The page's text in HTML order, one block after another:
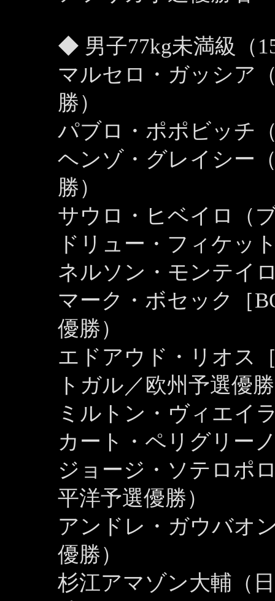
◆ 男子77kg未満級（
マルセロ・ガッシア
勝）
パブロ・ポポビッチ
ヘンゾ・グレイシー
勝）
サウロ・ヒベイロ（
ドリュー・フィケッ
ネルソン・モンテイ
マーク・ボセック［
優勝）
エドアウド・リオス
トガル／欧州予選優
ミルトン・ヴィエイ
カート・ペリグリー
ジョージ・ソテロポ
平洋予選優勝）
アンドレ・ガウバオ
優勝）
杉江アマゾン大輔（